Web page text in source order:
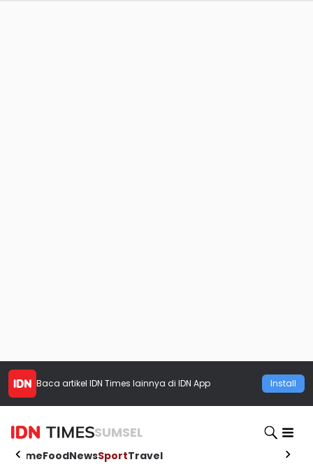
Baca artikel IDN Times lainnya di IDN App Install
SUMSEL
HomeFoodNewsSportTravel